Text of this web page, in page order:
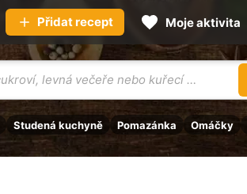
Studená kuchyně Pomazánka Omáčky
Přidat recept Moje aktivita